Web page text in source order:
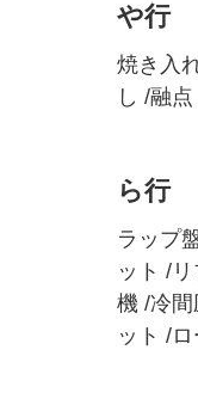
や行
焼き入
し
融点
ら行
ラップ
ット
機 冷間
ット